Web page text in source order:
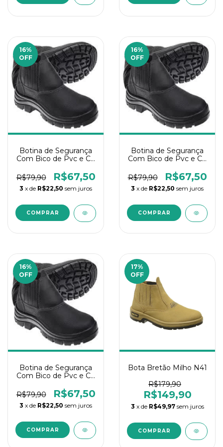
16%
OFF
Botina de Segurança
Com Bico de Pvc e CA
R$79,90
R$67,50
3 x de R$22,50 sem juros
16%
OFF
Botina de Segurança
Com Bico de Pvc e CA
R$79,90
R$67,50
3 x de R$22,50 sem juros
16%
OFF
Botina de Segurança
Com Bico de Pvc e CA
R$79,90
R$67,50
3 x de R$22,50 sem juros
17%
OFF
Bota Bretão Milho N41
R$179,90
R$149,90
3 x de R$49,97 sem juros